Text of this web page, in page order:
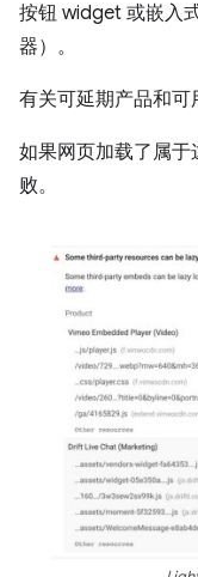
按钮 widget 或嵌入
器）。
有关可延期产品和可
如果网页加载了属
败。